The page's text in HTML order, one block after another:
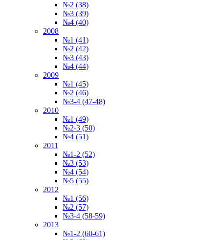
№2 (38)
№3 (39)
№4 (40)
2008
№1 (41)
№2 (42)
№3 (43)
№4 (44)
2009
№1 (45)
№2 (46)
№3-4 (47-48)
2010
№1 (49)
№2-3 (50)
№4 (51)
2011
№1-2 (52)
№3 (53)
№4 (54)
№5 (55)
2012
№1 (56)
№2 (57)
№3-4 (58-59)
2013
№1-2 (60-61)